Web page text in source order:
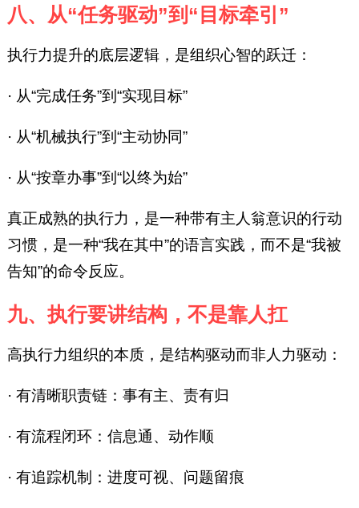
八、从“任务驱动”到“目标牵引”
执行力提升的底层逻辑，是组织心智的跃迁：
· 从“完成任务”到“实现目标”
· 从“机械执行”到“主动协同”
· 从“按章办事”到“以终为始”
真正成熟的执行力，是一种带有主人翁意识的行动
习惯，是一种“我在其中”的语言实践，而不是“我被
告知”的命令反应。
九、执行要讲结构，不是靠人扛
高执行力组织的本质，是结构驱动而非人力驱动：
· 有清晰职责链：事有主、责有归
· 有流程闭环：信息通、动作顺
· 有追踪机制：进度可视、问题留痕